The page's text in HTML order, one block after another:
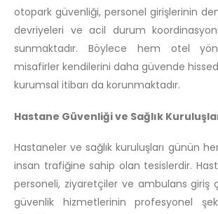
otopark güvenliği, personel girişlerinin
devriyeleri ve acil durum
sunmaktadır. Böylece hem otel
misafirler kendilerini daha güvende
kurumsal itibarı da korunmaktadır.
Hastane Güvenliği ve Sağlık
Hastaneler ve sağlık kuruluşları günün
insan trafiğine sahip olan tesislerdir.
personeli, ziyaretçiler ve ambulans giriş
güvenlik hizmetlerinin profesyonel